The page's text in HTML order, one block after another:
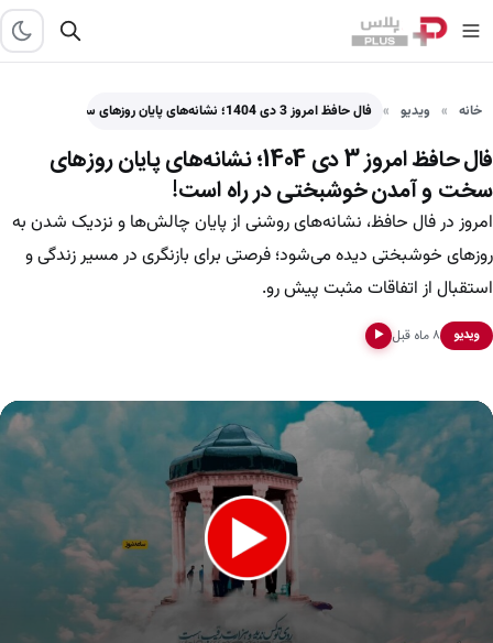
خانه ویدیو فال حافظ امروز 3 دی 1404؛ نشانه‌های پایان روزهای سخت…
فال حافظ امروز 3 دی 1404؛ نشانه‌های پایان روزهای
سخت و آمدن خوشبختی در راه است!
امروز در فال حافظ، نشانه‌های روشنی از پایان چالش‌ها و نزدیک شدن به
روزهای خوشبختی دیده می‌شود؛ فرصتی برای بازنگری در مسیر زندگی و
استقبال از اتفاقات مثبت پیش رو.
ویدیو ۸ ماه قبل ▶